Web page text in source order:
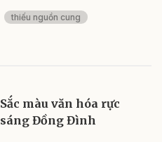
thiếu nguồn cung
Sắc màu văn hóa rực
sáng Đồng Đình